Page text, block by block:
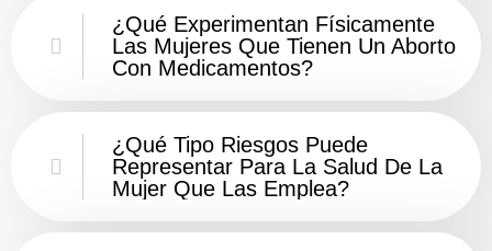
¿Qué Experimentan Físicamente
Las Mujeres Que Tienen Un Aborto
Con Medicamentos?
¿Qué Tipo Riesgos Puede
Representar Para La Salud De La
Mujer Que Las Emplea?